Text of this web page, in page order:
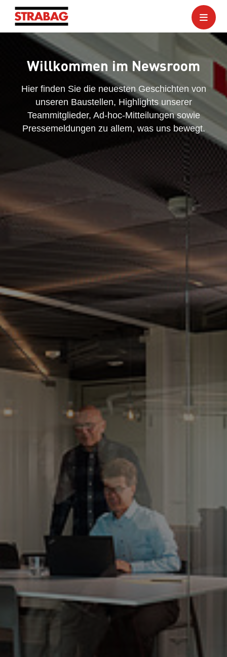
Willkommen im Newsroom
Hier finden Sie die neuesten Geschichten von
unseren Baustellen, Highlights unserer
Teammitglieder, Ad-hoc-Mitteilungen sowie
Pressemeldungen zu allem, was uns bewegt.